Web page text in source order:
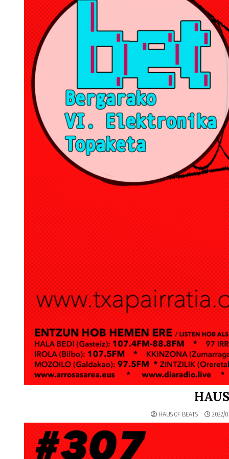
HAUS OF BEATS 2022/